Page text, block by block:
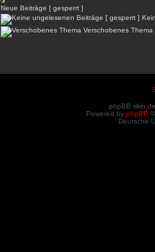
Neue Beiträge [ gesperrt ]
Verschobenes Thema
phpBB skin
Powered by phpBB
Deutsche